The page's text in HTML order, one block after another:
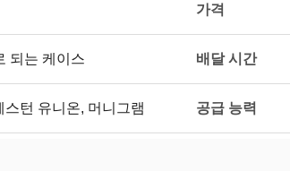
가격
되는 케이스 배달 시간
스턴 유니온, 머니그램 공급 능력